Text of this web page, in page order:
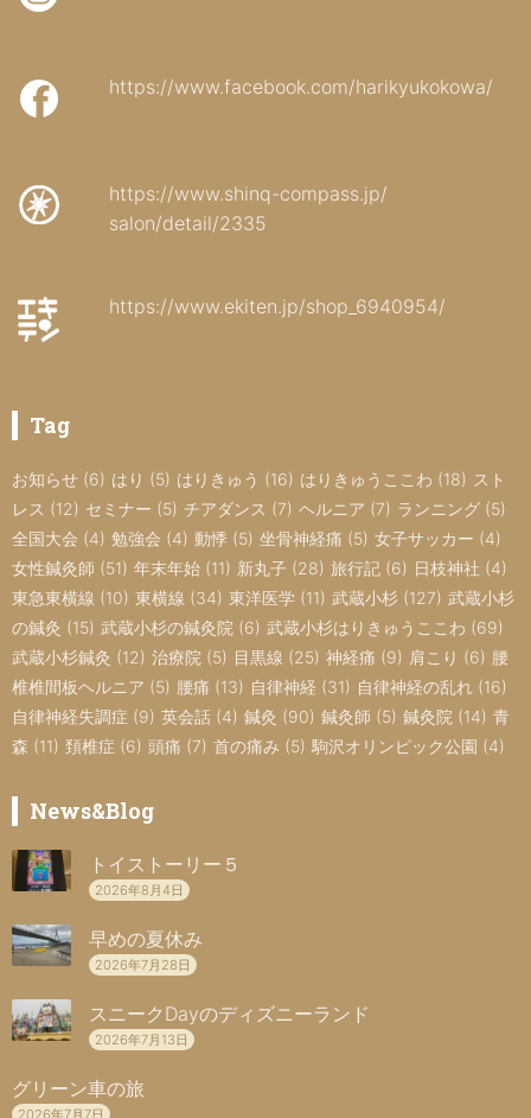
https://www.facebook.com/harikyukokowa/
https://www.shinq-compass.jp/
salon/detail/2335
https://www.ekiten.jp/shop_6940954/
Tag
お知らせ (6) はり (5) はりきゅう (16) はりきゅうここわ (18) スト
レス (12) セミナー (5) チアダンス (7) ヘルニア (7) ランニング (5)
全国大会 (4) 勉強会 (4) 動悸 (5) 坐骨神経痛 (5) 女子サッカー (4)
女性鍼灸師 (51) 年末年始 (11) 新丸子 (28) 旅行記 (6) 日枝神社 (4)
東急東横線 (10) 東横線 (34) 東洋医学 (11) 武蔵小杉 (127) 武蔵小杉
の鍼灸 (15) 武蔵小杉の鍼灸院 (6) 武蔵小杉はりきゅうここわ (69)
武蔵小杉鍼灸 (12) 治療院 (5) 目黒線 (25) 神経痛 (9) 肩こり (6) 腰
椎椎間板ヘルニア (5) 腰痛 (13) 自律神経 (31) 自律神経の乱れ (16)
自律神経失調症 (9) 英会話 (4) 鍼灸 (90) 鍼灸師 (5) 鍼灸院 (14) 青
森 (11) 頚椎症 (6) 頭痛 (7) 首の痛み (5) 駒沢オリンピック公園 (4)
News&Blog
トイストーリー５
2026年8月4日
早めの夏休み
2026年7月28日
スニークDayのディズニーランド
2026年7月13日
グリーン車の旅
2026年7月7日